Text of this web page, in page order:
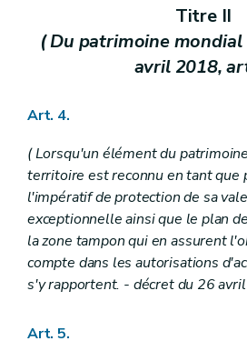
Chapitre III (...)
Art. 260 et 261
Chapitre IV (...)
Section 3 (...)
Art. 264
Section 4
Art. 265
Chapitre IVbis
(....)
Art. 266 à 270
Chapitre IVter
(...)
Art. 271
Chapitre IVquater
(...)
Titre II
( Du patrimoine
avril 2018,
Art. 4.
( Lorsqu'un élément du
territoire est reconnu en tant que
l'impératif de protection de sa
exceptionnelle ainsi que le plan
la zone tampon qui en assurent
compte dans les autorisations
s'y rapportent. - décret du 26
Art. 5.